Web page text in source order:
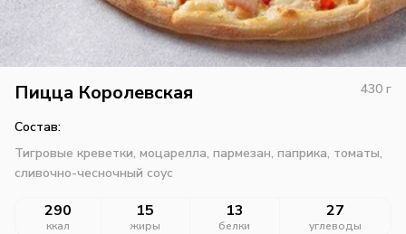
Пицца Королевская 430 г
Состав:
Тигровые креветки, моцарелла, пармезан, паприка, томаты,
сливочно-чесночный соус
290
ккал
15
жиры
13
белки
27
углеводы